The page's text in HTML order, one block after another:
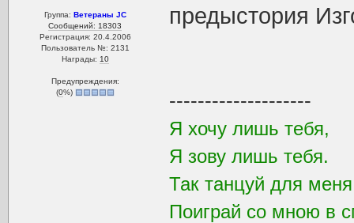
Группа: Ветераны JC
Сообщений: 18303
Регистрация: 20.4.2006
Пользователь №: 2131
Награды: 10
Предупреждения:
(0%)
предыстория
--------------------
Я хочу лишь тебя,
Я зову лишь тебя.
Так танцуй для
Поиграй со мною в